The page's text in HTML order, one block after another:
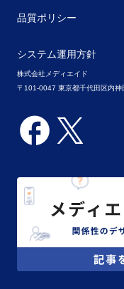
株式会社メディエイド
〒101-0047 東京都千代田区内
品質ポリシー
システム運用方針